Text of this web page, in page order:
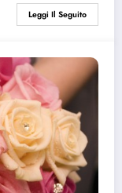
Leggi Il Seguito